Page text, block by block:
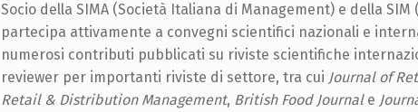
Socio della SIMA (Società Italiana di Management) e della
partecipa attivamente a convegni scientifici nazionali e
numerosi contributi pubblicati su riviste scientifiche
reviewer per importanti riviste di settore, tra cui Journal of
Retail & Distribution Management, British Food Journale